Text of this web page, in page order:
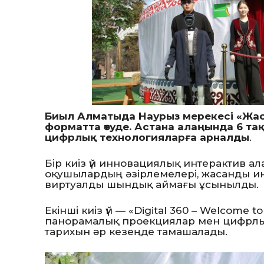
Биыл Алматыда Наурыз мерекесі
форматта өтуде. Астана алаңында 6
цифрлық технологияларға арналды.
Бір киіз үй инновациялық интерактив
оқушылардың әзірлемелері, жасанды
виртуалды шындық аймағы ұсынылды.
Екінші киіз үй — «Digital 360 – Welcome
панорамалық проекциялар мен
тарихын әр кезеңде тамашалады.